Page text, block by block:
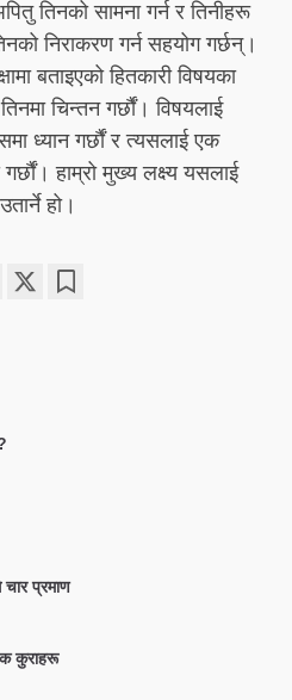
तिनको सामना गर्न र तिनीहरू
निराकरण गर्न सहयोग गर्छन्।
बताइएको हितकारी विषयका
चिन्तन गर्छौं। विषयलाई
ध्यान गर्छौं र त्यसलाई एक
हाम्रो मुख्य लक्ष्य यसलाई
हो।
चार प्रमाण
कुराहरू